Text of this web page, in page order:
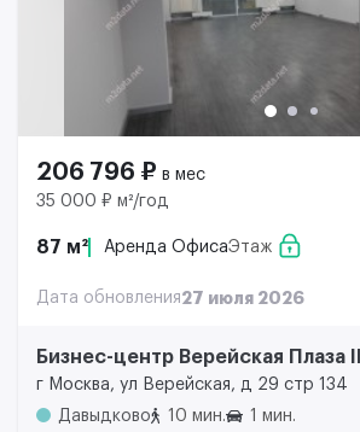
206 796 ₽ в мес
35 000 ₽ м²/год
87 м² Аренда ОфисаЭтаж
Дата обновления27 июля 2026
Бизнес-центр Верейская Плаза III
г Москва, ул Верейская, д 29 стр 134
Давыдково
10 мин. 1 мин.